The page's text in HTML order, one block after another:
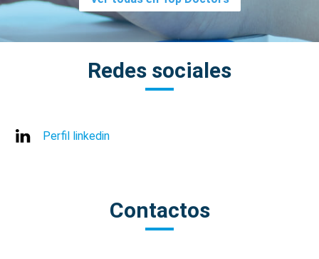
Redes sociales
Perfil linkedin
Contactos